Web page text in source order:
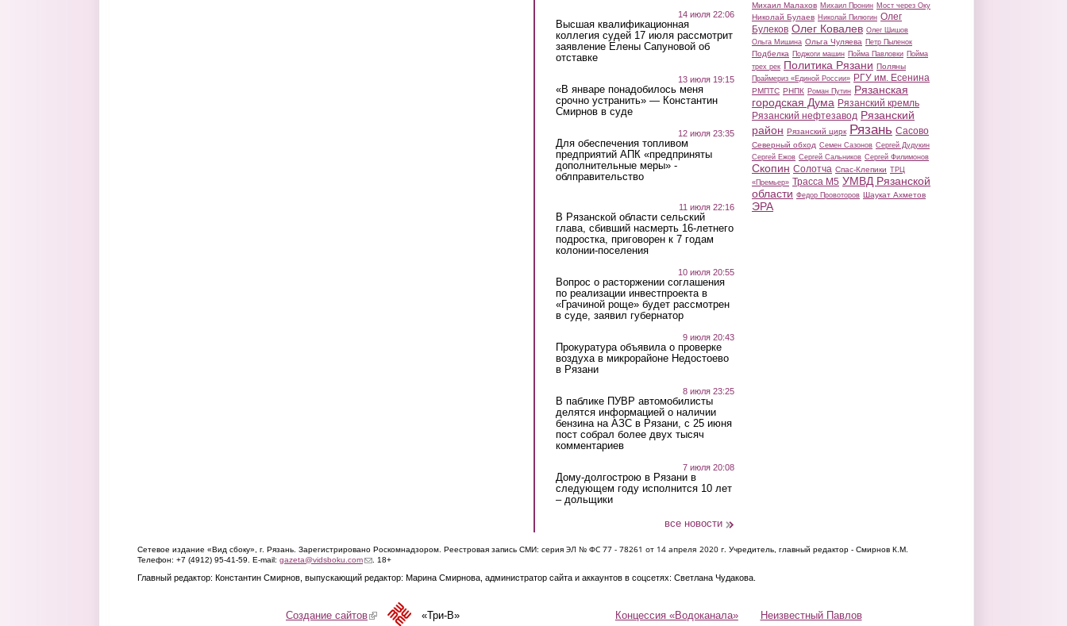
14 июля 22:06
Высшая квалификационная
коллегия судей 17 июля рассмотрит
заявление Елены Сапуновой об
отставке
13 июля 19:15
«В январе понадобилось меня
срочно устранить» — Константин
Смирнов в суде
12 июля 23:35
Для обеспечения топливом
предприятий АПК «предприняты
дополнительные меры» -
облправительство
11 июля 22:16
В Рязанской области сельский
глава, сбивший насмерть 16-летнего
подростка, приговорен к 7 годам
колонии-поселения
10 июля 20:55
Вопрос о расторжении соглашения
по реализации инвестпроекта в
«Грачиной роще» будет рассмотрен
в суде, заявил губернатор
9 июля 20:43
Прокуратура объявила о проверке
воздуха в микрорайоне Недостоево
в Рязани
8 июля 23:25
В паблике ПУВР автомобилисты
делятся информацией о наличии
бензина на АЗС в Рязани, с 25 июня
пост собрал более двух тысяч
комментариев
7 июля 20:08
Дому-долгострою в Рязани в
следующем году исполнится 10 лет
– дольщики
все новости
Михаил Малахов Михаил Пронин Мост через Оку
Николай Булаев Николай Пилюгин Олег
Булеков Олег Ковалев Олег Шишов
Ольга Мишина Ольга Чуляева Петр Пыленок
Подбелка Поджоги машин Пойма Павловки Пойма
трех рек Политика Рязани Поляны
Праймериз «Единой России» РГУ им. Есенина
РМПТС РНПК Роман Путин Рязанская
городская Дума Рязанский кремль
Рязанский нефтезавод Рязанский
район Рязанский цирк Рязань Сасово
Северный обход Семен Сазонов Сергей Дудукин
Сергей Ежов Сергей Сальников Сергей Филимонов
Скопин Солотча Спас-Клепики ТРЦ
«Премьер» Трасса М5 УМВД Рязанской
области Федор Провоторов Шаукат Ахметов
ЭРА
Сетевое издание «Вид сбоку», г. Рязань. Зарегистрировано Роскомнадзором. Реестровая запись СМИ: серия ЭЛ № ФС 77 - 78261 от 14 апреля 2020 г. Учредитель, главный редактор - Смирнов К.М.
Телефон: +7 (4912) 95-41-59. E-mail: gazeta@vidsboku.com(link sends e-mail)
. 18+
Главный редактор: Константин Смирнов, выпускающий редактор: Марина Смирнова, администратор сайта и аккаунтов в соцсетях: Светлана Чудакова.
Концессия «Водоканала» Неизвестный Павлов
Создание сайтов(link is external)«Три-В»